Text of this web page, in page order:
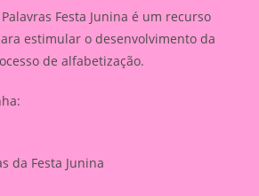
Festa Junina é um recurso
estimular o desenvolvimento da
de alfabetização.
da Festa Junina